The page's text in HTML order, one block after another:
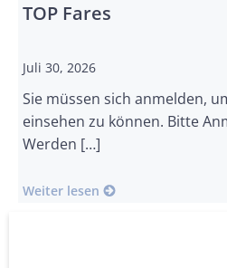
TOP Fares
Juli 30, 2026
Sie müssen sich anmelden,
einsehen zu können. Bitte
Werden […]
Weiter lesen